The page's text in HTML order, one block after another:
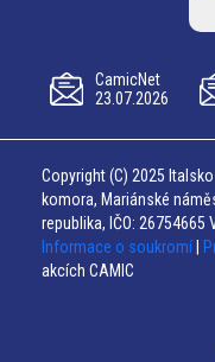
CamicNet
23.07.2026
Copyright (C) 2025
komora, Mariánské
republika, IČO: 26754665
Informace o soukromí
akcích CAMIC